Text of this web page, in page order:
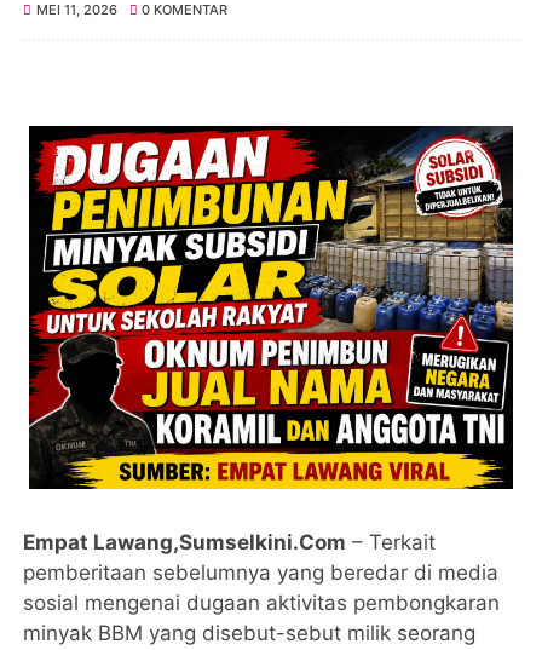
MEI 11, 2026 0 KOMENTAR
Empat Lawang,Sumselkini.Com – Terkait
pemberitaan sebelumnya yang beredar di media
sosial mengenai dugaan aktivitas pembongkaran
minyak BBM yang disebut-sebut milik seorang